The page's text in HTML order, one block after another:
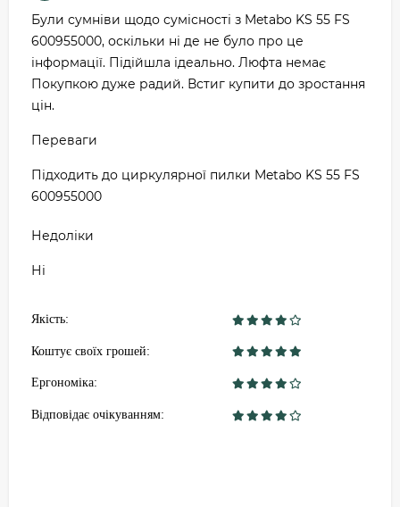
Були сумніви щодо сумісності з Metabo KS 55 FS
600955000, оскільки ні де не було про це
інформації. Підійшла ідеально. Люфта немає
Покупкою дуже радий. Встиг купити до зростання
цін.
Переваги
Підходить до циркулярної пилки Metabo KS 55 FS
600955000
Недоліки
Ні
Якість:
Коштує своїх грошей:
Ергономіка:
Відповідає очікуванням: